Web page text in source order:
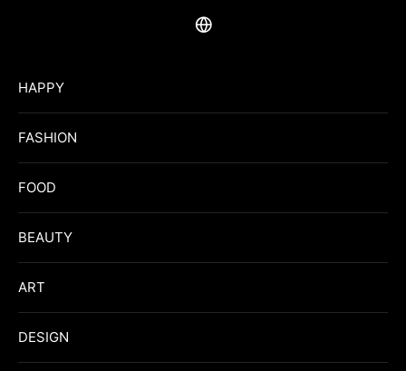
HAPPY
FASHION
FOOD
BEAUTY
ART
DESIGN